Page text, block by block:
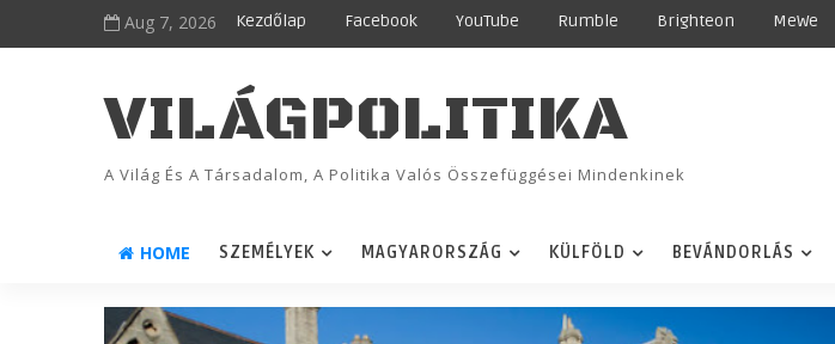
Aug 7, 2026 Kezdőlap Facebook YouTube Rumble Brighteon MeWe
VILÁGPOLITIKA
A Világ És A Társadalom, A Politika Valós Összefüggései Mindenkinek
HOME SZEMÉLYEK MAGYARORSZÁG KÜLFÖLD BEVÁNDORLÁS